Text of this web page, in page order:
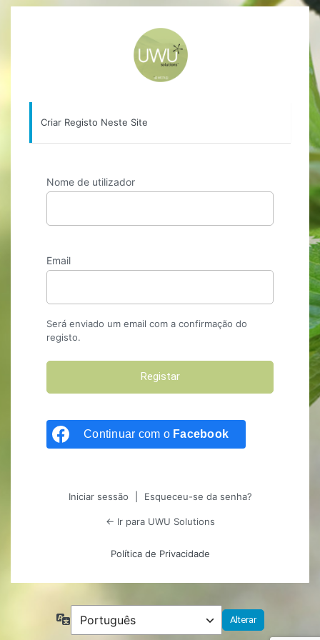
Formulário
Criar Registo Neste Site
Nome de utilizador
Email
Será enviado um email com a confirmação do
registo.
Continuar com o Facebook
Iniciar sessão Esqueceu-se da senha?
← Ir para UWU Solutions
Política de Privacidade
Idioma